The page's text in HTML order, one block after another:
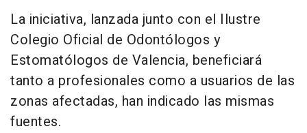
La iniciativa, lanzada junto con el Ilustre
Colegio Oficial de Odontólogos y
Estomatólogos de Valencia, beneficiará
tanto a profesionales como a usuarios de las
zonas afectadas, han indicado las mismas
fuentes.